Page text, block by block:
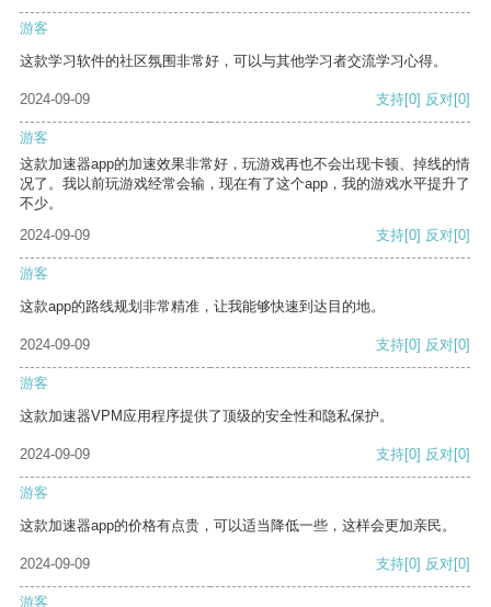
游客
这款学习软件的社区氛围非常好，可以与其他学习者交流学习心得。
2024-09-09 支持[0] 反对[0]
游客
这款加速器app的加速效果非常好，玩游戏再也不会出现卡顿、掉线的情
况了。我以前玩游戏经常会输，现在有了这个app，我的游戏水平提升了
不少。
2024-09-09
支持[0] 反对[0]
游客
这款app的路线规划非常精准，让我能够快速到达目的地。
2024-09-09 支持[0] 反对[0]
游客
这款加速器VPM应用程序提供了顶级的安全性和隐私保护。
2024-09-09 支持[0] 反对[0]
游客
这款加速器app的价格有点贵，可以适当降低一些，这样会更加亲民。
2024-09-09 支持[0] 反对[0]
游客